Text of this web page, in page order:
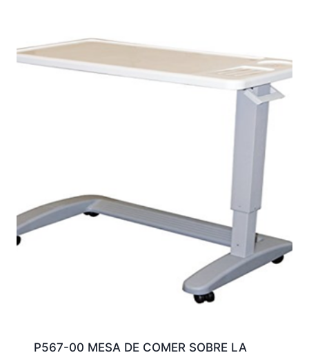
P567-00 MESA DE COMER SOBRE LA